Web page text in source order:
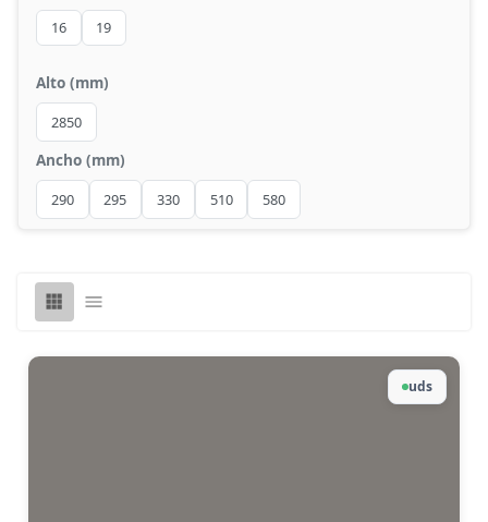
16 19
Alto (mm)
2850
Ancho (mm)
290 295 330 510 580
uds